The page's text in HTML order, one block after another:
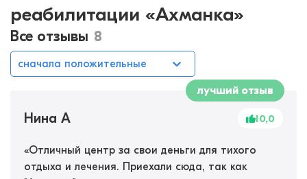
реабилитации «Ахманка»
Все отзывы 8
сначала положительные
лучший отзыв
Нина А 10,0
«Отличный центр за свои деньги для тихого
отдыха и лечения. Приехали сюда, так как